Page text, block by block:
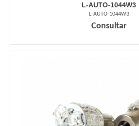
L-AUTO-1044W3
L-AUTO-1044W3
Consultar